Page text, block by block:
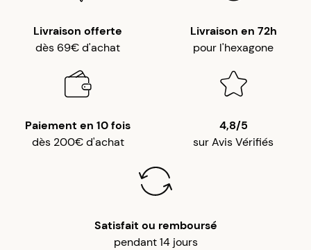
Livraison offerte
dès 69€ d'achat
Livraison en 72h
pour l'hexagone
Paiement en 10 fois
dès 200€ d'achat
4,8/5
sur Avis Vérifiés
Satisfait ou remboursé
pendant 14 jours